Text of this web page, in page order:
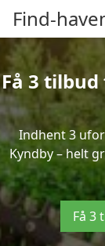
Find-
Få 3
Indhent 3
Kyndby – helt
Få 3